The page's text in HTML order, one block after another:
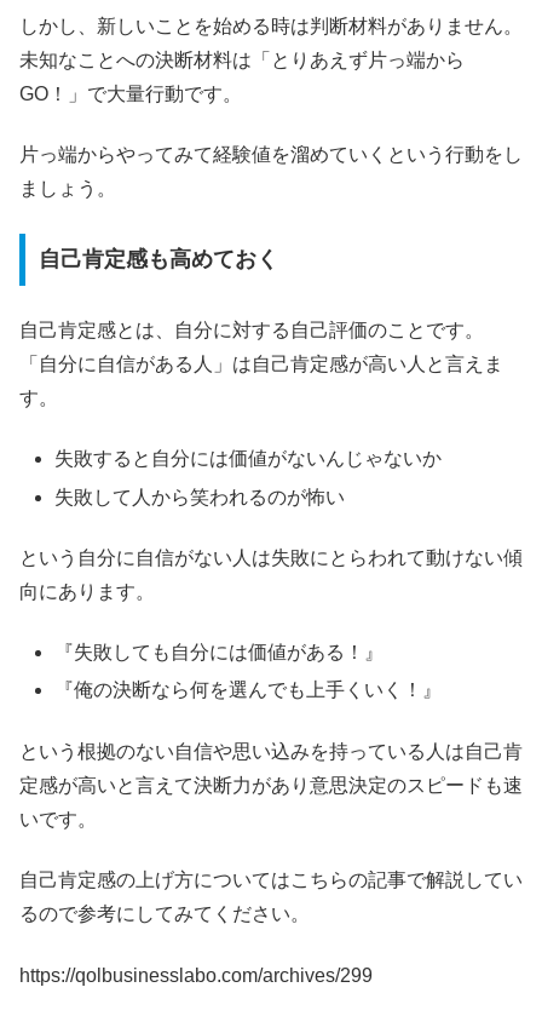
しかし、新しいことを始める時は判断材料がありません。
未知なことへの決断材料は「とりあえず片っ端から
GO！」で大量行動です。
片っ端からやってみて経験値を溜めていくという行動をし
ましょう。
自己肯定感も高めておく
自己肯定感とは、自分に対する自己評価のことです。
「自分に自信がある人」は自己肯定感が高い人と言えま
す。
失敗すると自分には価値がないんじゃないか
失敗して人から笑われるのが怖い
という自分に自信がない人は失敗にとらわれて動けない傾
向にあります。
『失敗しても自分には価値がある！』
『俺の決断なら何を選んでも上手くいく！』
という根拠のない自信や思い込みを持っている人は自己肯
定感が高いと言えて決断力があり意思決定のスピードも速
いです。
自己肯定感の上げ方についてはこちらの記事で解説してい
るので参考にしてみてください。
https://qolbusinesslabo.com/archives/299